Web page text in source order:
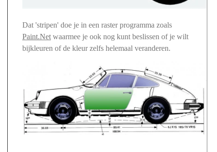
Dat 'stripen' doe je in een raster programma zoals
Paint.Net waarmee je ook nog kunt beslissen of je wilt
bijkleuren of de kleur zelfs helemaal veranderen.